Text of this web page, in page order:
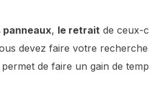
panneaux, le retrait de ceux-
devez faire votre
de faire un gain de